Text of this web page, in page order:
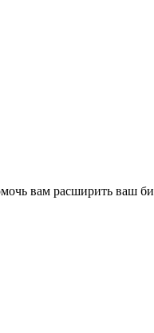
вам расширить ваш